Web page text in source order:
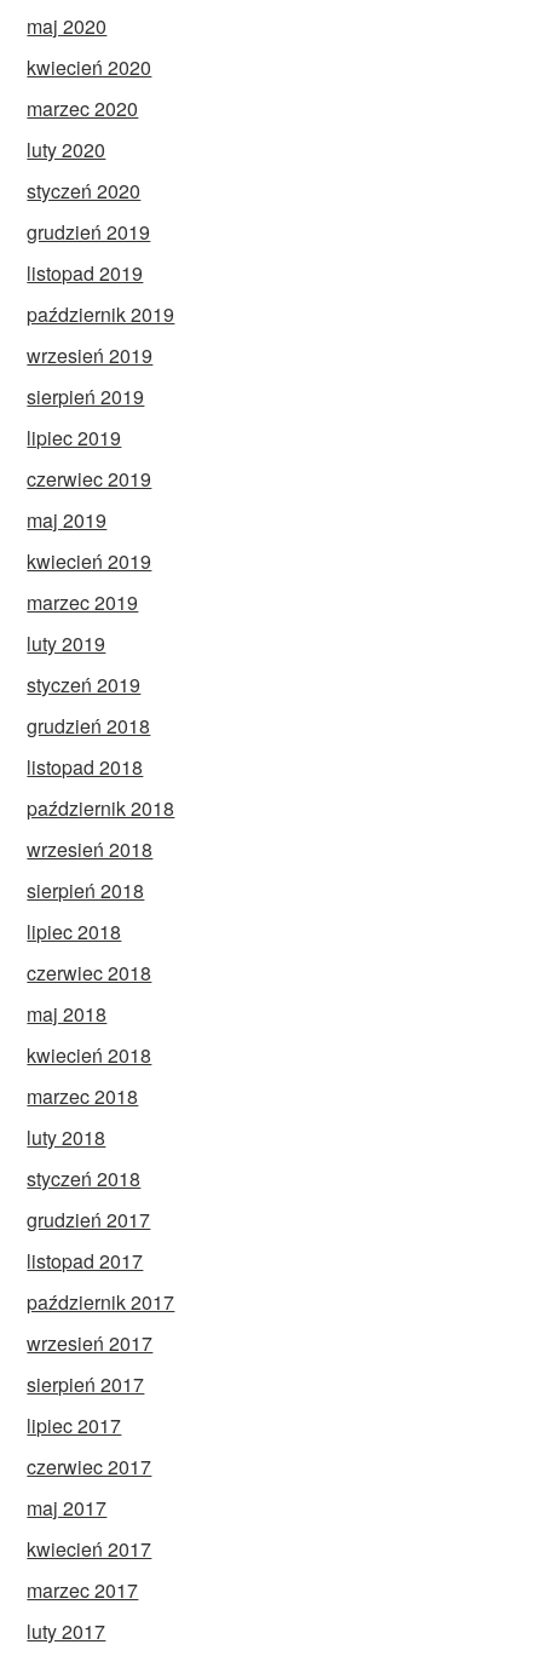
maj 2020
kwiecień 2020
marzec 2020
luty 2020
styczeń 2020
grudzień 2019
listopad 2019
październik 2019
wrzesień 2019
sierpień 2019
lipiec 2019
czerwiec 2019
maj 2019
kwiecień 2019
marzec 2019
luty 2019
styczeń 2019
grudzień 2018
listopad 2018
październik 2018
wrzesień 2018
sierpień 2018
lipiec 2018
czerwiec 2018
maj 2018
kwiecień 2018
marzec 2018
luty 2018
styczeń 2018
grudzień 2017
listopad 2017
październik 2017
wrzesień 2017
sierpień 2017
lipiec 2017
czerwiec 2017
maj 2017
kwiecień 2017
marzec 2017
luty 2017